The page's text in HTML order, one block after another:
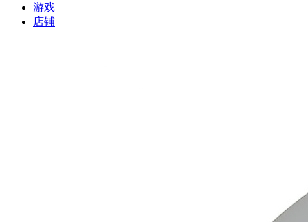
游戏
店铺